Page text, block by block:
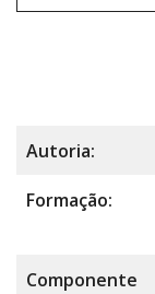
Autoria:
Formação:
Componente